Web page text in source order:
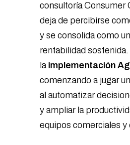
consultoría Consumer
deja de percibirse
y se consolida como
rentabilidad sostenida.
la implementación
comenzando a jugar
al automatizar
y ampliar la
equipos comerciales y